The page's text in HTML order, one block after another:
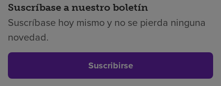
Suscríbase a nuestro boletín
Suscríbase hoy mismo y no se pierda ninguna
novedad.
Suscribirse